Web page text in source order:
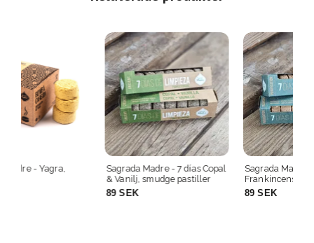
Sagrada Madre - 7 días Copal
& Vanilj, smudge pastiller
Sagrada Madre - 7 días
Frankincense & Sandalwood,